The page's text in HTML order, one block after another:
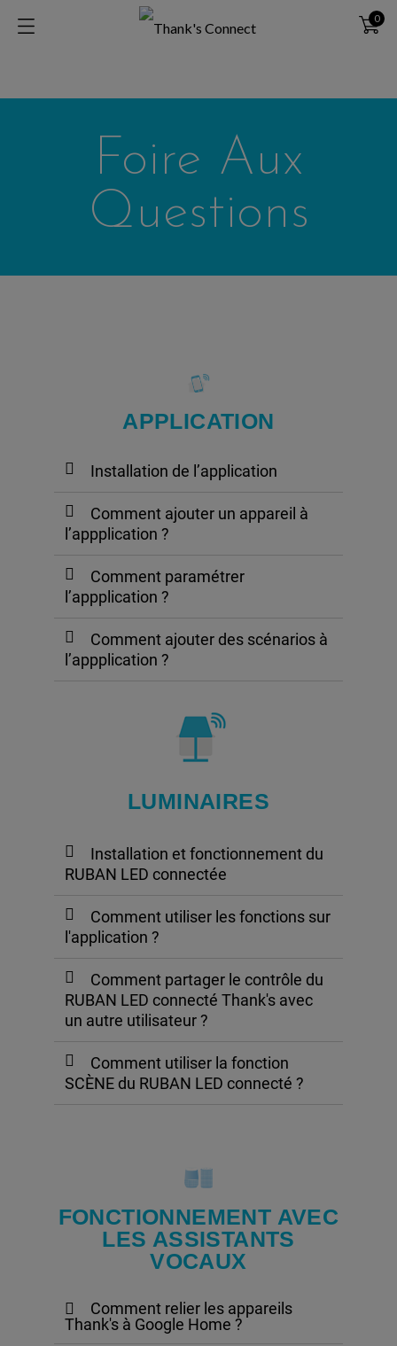
0
Foire Aux
Questions
APPLICATION
Installation de l’application
Comment ajouter un appareil à
l’appplication ?
Comment paramétrer
l’appplication ?
Comment ajouter des scénarios à
l’appplication ?
LUMINAIRES
Installation et fonctionnement du
RUBAN LED connectée
Comment utiliser les fonctions sur
l'application ?
Comment partager le contrôle du
RUBAN LED connecté Thank's avec
un autre utilisateur ?
Comment utiliser la fonction
SCÈNE du RUBAN LED connecté ?
FONCTIONNEMENT AVEC
LES ASSISTANTS
VOCAUX
Comment relier les appareils
Thank's à Google Home ?